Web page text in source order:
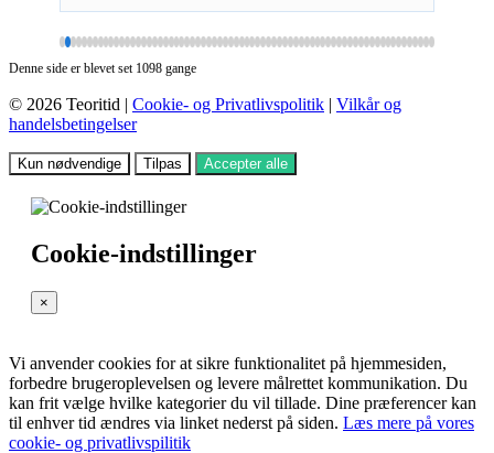
Denne side er blevet set 1098 gange
© 2026 Teoritid | Cookie- og Privatlivspolitik | Vilkår og
handelsbetingelser
Kun nødvendige Tilpas Accepter alle
Cookie-indstillinger
×
Vi anvender cookies for at sikre funktionalitet på hjemmesiden,
forbedre brugeroplevelsen og levere målrettet kommunikation. Du
kan frit vælge hvilke kategorier du vil tillade. Dine præferencer kan
til enhver tid ændres via linket nederst på siden. Læs mere på vores
cookie- og privatlivspilitik